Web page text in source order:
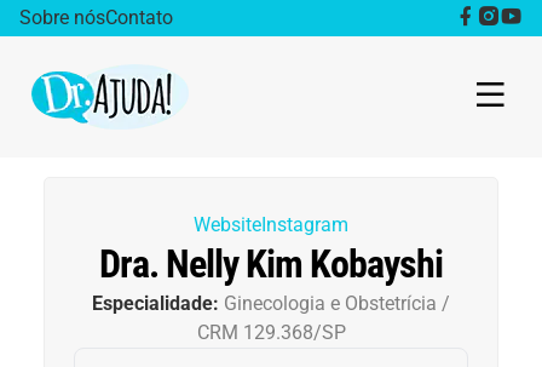
Sobre nósContato
Destaque
WebsiteInstagram
Dra. Nelly Kim Kobayshi
Especialidade: Ginecologia e Obstetrícia /
CRM 129.368/SP